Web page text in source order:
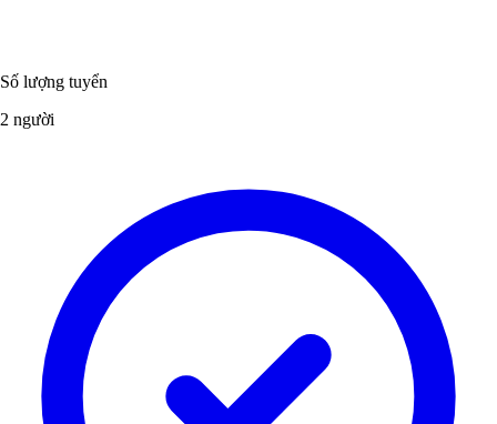
Số lượng tuyển
2 người